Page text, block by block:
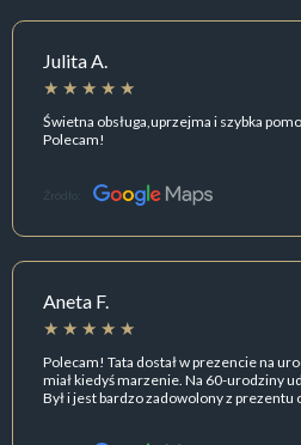
Julita A.
Świetna obsługa,uprzejma i szybka
Polecam!
Źródło:
Aneta F.
Polecam! Tata dostał w prezencie na
miał kiedyś marzenie. Na 60-urodziny
Był i jest bardzo zadowolony z prezentu